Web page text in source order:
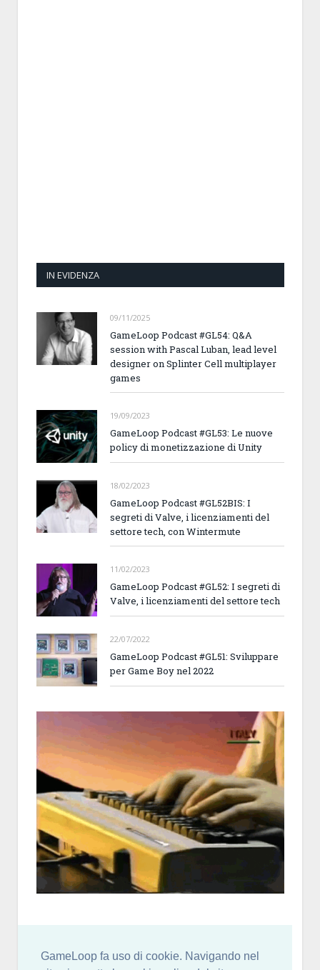
GameLoop fa uso di cookie. Navigando nel
IN EVIDENZA
09/11/2025
GameLoop Podcast #GL54: Q&A
session with Pascal Luban, lead level
designer on Splinter Cell multiplayer
games
19/09/2023
GameLoop Podcast #GL53: Le nuove
policy di monetizzazione di Unity
18/02/2023
GameLoop Podcast #GL52BIS: I
segreti di Valve, i licenziamenti del
settore tech, con Wintermute
11/02/2023
GameLoop Podcast #GL52: I segreti di
Valve, i licenziamenti del settore tech
22/07/2022
GameLoop Podcast #GL51: Sviluppare
per Game Boy nel 2022